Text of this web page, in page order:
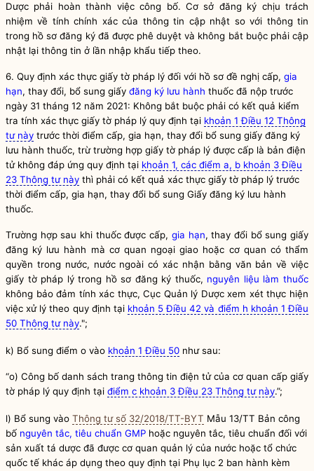
Dược phải hoàn thành việc công bố. Cơ sở đăng ký chịu trách
nhiệm về tính chính xác của thông tin cập nhật so với thông tin
trong hồ sơ đăng ký đã được phê duyệt và không bắt buộc phải cập
nhật lại thông tin ở lần nhập khẩu tiếp theo.
6. Quy định xác thực giấy tờ pháp lý đối với hồ sơ đề nghị cấp, gia
hạn, thay đổi, bổ sung giấy đăng ký lưu hành thuốc đã nộp trước
ngày 31 tháng 12 năm 2021: Không bắt buộc phải có kết quả kiểm
tra tính xác thực giấy tờ pháp lý quy định tại khoản 1 Điều 12 Thông
tư này trước thời điểm cấp, gia hạn, thay đổi bổ sung giấy đăng ký
lưu hành thuốc, trừ trường hợp giấy tờ pháp lý được cấp là bản điện
tử không đáp ứng quy định tại khoản 1, các điểm a, b khoản 3 Điều
23 Thông tư này thì phải có kết quả xác thực giấy tờ pháp lý trước
thời điểm cấp, gia hạn, thay đổi bổ sung Giấy đăng ký lưu hành
thuốc.
Trường hợp sau khi thuốc được cấp, gia hạn, thay đổi bổ sung giấy
đăng ký lưu hành mà cơ quan ngoại giao hoặc cơ quan có thẩm
quyền trong nước, nước ngoài có xác nhận bằng văn bản về việc
giấy tờ pháp lý trong hồ sơ đăng ký thuốc, nguyên liệu làm thuốc
không bảo đảm tính xác thực, Cục Quản lý Dược xem xét thực hiện
việc xử lý theo quy định tại khoản 5 Điều 42 và điểm h khoản 1 Điều
50 Thông tư này.";
k) Bổ sung điểm o vào khoản 1 Điều 50 như sau:
“o) Công bố danh sách trang thông tin điện tử của cơ quan cấp giấy
tờ pháp lý quy định tại điểm c khoản 3 Điều 23 Thông tư này.”;
l) Bổ sung vào Thông tư số 32/2018/TT-BYT Mẫu 13/TT Bản công
bố nguyên tắc, tiêu chuẩn GMP hoặc nguyên tắc, tiêu chuẩn đối với
sản xuất tá dược đã được cơ quan quản lý của nước hoặc tổ chức
quốc tế khác áp dụng theo quy định tại Phụ lục 2 ban hành kèm